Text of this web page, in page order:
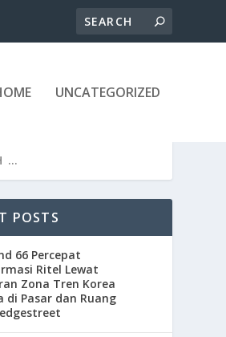
UNCATEGORIZED
POSTS
66 Percepat
Ritel Lewat
Zona Tren Korea
di Pasar dan Ruang